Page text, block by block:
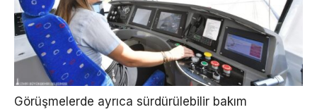
Görüşmelerde ayrıca sürdürülebilir bakım